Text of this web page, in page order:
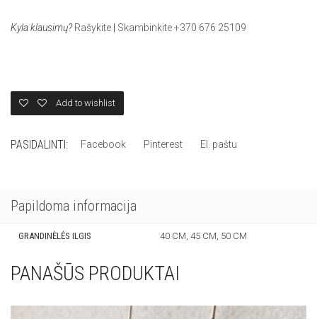
Kyla klausimų? Rašykite Skambinkite +370 676 25109
Add to wishlist
PASIDALINTI: Facebook Pinterest El. paštu
Papildoma informacija
GRANDINĖLĖS ILGIS 40 CM, 45 CM, 50 CM
PANAŠŪS PRODUKTAI